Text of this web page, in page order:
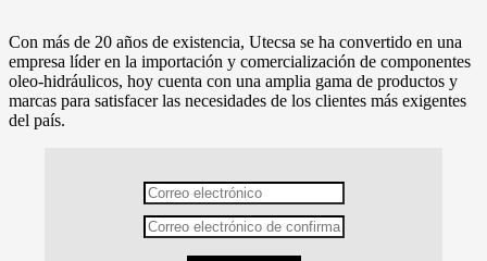
Con más de 20 años de existencia, Utecsa se ha convertido en una
empresa líder en la importación y comercialización de componentes
oleo-hidráulicos, hoy cuenta con una amplia gama de productos y
marcas para satisfacer las necesidades de los clientes más exigentes
del país.